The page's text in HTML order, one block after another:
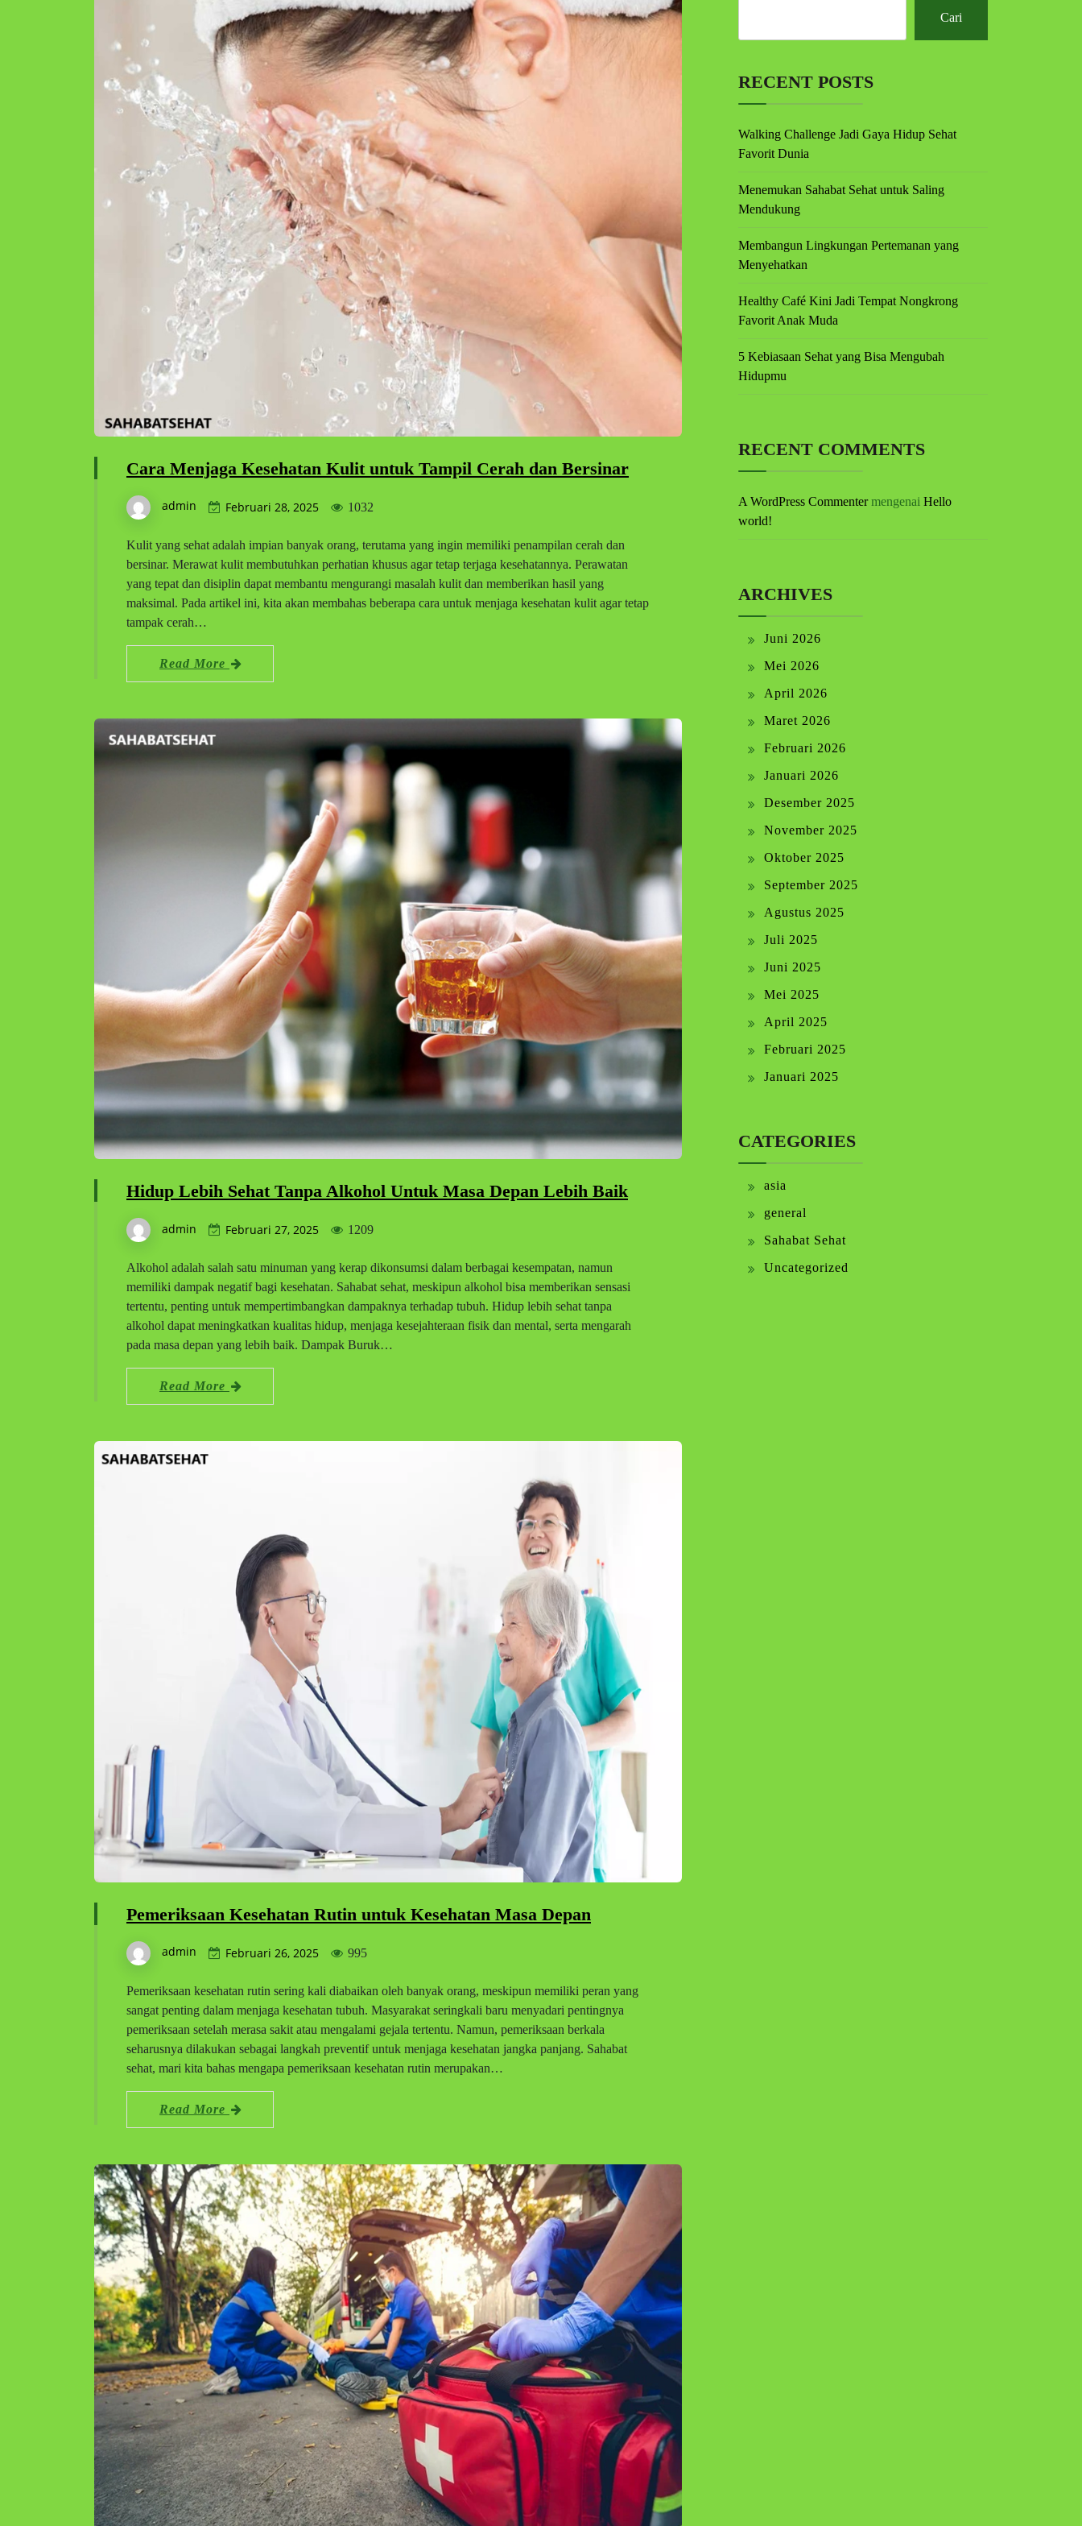
Cara Menjaga Kesehatan Kulit untuk Tampil Cerah dan Bersinar
admin Februari 28, 2025 1032
Kulit yang sehat adalah impian banyak orang, terutama yang ingin memiliki penampilan cerah dan
bersinar. Merawat kulit membutuhkan perhatian khusus agar tetap terjaga kesehatannya. Perawatan
yang tepat dan disiplin dapat membantu mengurangi masalah kulit dan memberikan hasil yang
maksimal. Pada artikel ini, kita akan membahas beberapa cara untuk menjaga kesehatan kulit agar tetap
tampak cerah…
Read More
Hidup Lebih Sehat Tanpa Alkohol Untuk Masa Depan Lebih Baik
admin Februari 27, 2025 1209
Alkohol adalah salah satu minuman yang kerap dikonsumsi dalam berbagai kesempatan, namun
memiliki dampak negatif bagi kesehatan. Sahabat sehat, meskipun alkohol bisa memberikan sensasi
tertentu, penting untuk mempertimbangkan dampaknya terhadap tubuh. Hidup lebih sehat tanpa
alkohol dapat meningkatkan kualitas hidup, menjaga kesejahteraan fisik dan mental, serta mengarah
pada masa depan yang lebih baik. Dampak Buruk…
Read More
Pemeriksaan Kesehatan Rutin untuk Kesehatan Masa Depan
admin Februari 26, 2025 995
Pemeriksaan kesehatan rutin sering kali diabaikan oleh banyak orang, meskipun memiliki peran yang
sangat penting dalam menjaga kesehatan tubuh. Masyarakat seringkali baru menyadari pentingnya
pemeriksaan setelah merasa sakit atau mengalami gejala tertentu. Namun, pemeriksaan berkala
seharusnya dilakukan sebagai langkah preventif untuk menjaga kesehatan jangka panjang. Sahabat
sehat, mari kita bahas mengapa pemeriksaan kesehatan rutin merupakan…
Read More
Cari
RECENT POSTS
Walking Challenge Jadi Gaya Hidup Sehat
Favorit Dunia
Menemukan Sahabat Sehat untuk Saling
Mendukung
Membangun Lingkungan Pertemanan yang
Menyehatkan
Healthy Café Kini Jadi Tempat Nongkrong
Favorit Anak Muda
5 Kebiasaan Sehat yang Bisa Mengubah
Hidupmu
RECENT COMMENTS
A WordPress Commentermengenai Hello
world!
ARCHIVES
Juni 2026
Mei 2026
April 2026
Maret 2026
Februari 2026
Januari 2026
Desember 2025
November 2025
Oktober 2025
September 2025
Agustus 2025
Juli 2025
Juni 2025
Mei 2025
April 2025
Februari 2025
Januari 2025
CATEGORIES
asia
general
Sahabat Sehat
Uncategorized